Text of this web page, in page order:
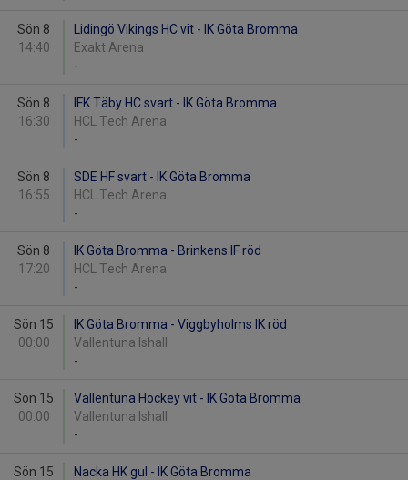
Sön 8
14:40
Lidingö Vikings HC vit - IK Göta Bromma
Exakt Arena
-
Sön 8
16:30
IFK Täby HC svart - IK Göta Bromma
HCL Tech Arena
-
Sön 8
16:55
SDE HF svart - IK Göta Bromma
HCL Tech Arena
-
Sön 8
17:20
IK Göta Bromma - Brinkens IF röd
HCL Tech Arena
-
Sön 15
00:00
IK Göta Bromma - Viggbyholms IK röd
Vallentuna Ishall
-
Sön 15
00:00
Vallentuna Hockey vit - IK Göta Bromma
Vallentuna Ishall
-
Sön 15
Nacka HK gul - IK Göta Bromma